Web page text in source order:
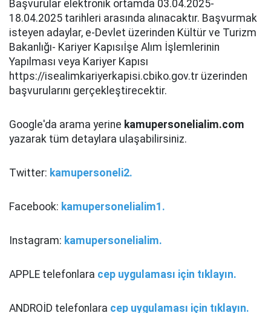
Başvurular elektronik ortamda 03.04.2025-
18.04.2025 tarihleri arasında alınacaktır. Başvurmak
isteyen adaylar, e-Devlet üzerinden Kültür ve Turizm
Bakanlığı- Kariyer Kapısıİşe Alım İşlemlerinin
Yapılması veya Kariyer Kapısı
https://isealimkariyerkapisi.cbiko.gov.tr üzerinden
başvurularını gerçekleştirecektir.
Google'da arama yerine kamupersonelialim.com
yazarak tüm detaylara ulaşabilirsiniz.
Twitter: kamupersoneli2.
Facebook: kamupersonelialim1.
Instagram: kamupersonelialim.
APPLE telefonlara cep uygulaması için tıklayın.
ANDROİD telefonlara cep uygulaması için tıklayın.